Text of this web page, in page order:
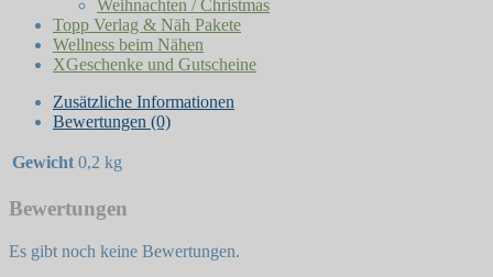
Weihnachten / Christmas
Topp Verlag & Näh Pakete
Wellness beim Nähen
XGeschenke und Gutscheine
Zusätzliche Informationen
Bewertungen (0)
Gewicht 0,2 kg
Bewertungen
Es gibt noch keine Bewertungen.